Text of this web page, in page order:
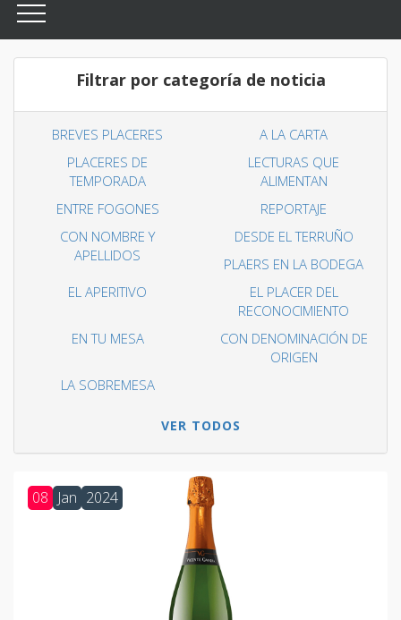
Filtrar por categoría de noticia
BREVES PLACERES
A LA CARTA
PLACERES DE
TEMPORADA
LECTURAS QUE
ALIMENTAN
ENTRE FOGONES
REPORTAJE
CON NOMBRE Y
APELLIDOS
DESDE EL TERRUÑO
PLAERS EN LA BODEGA
EL APERITIVO
EL PLACER DEL
RECONOCIMIENTO
EN TU MESA
CON DENOMINACIÓN DE
ORIGEN
LA SOBREMESA
VER TODOS
08 Jan 2024